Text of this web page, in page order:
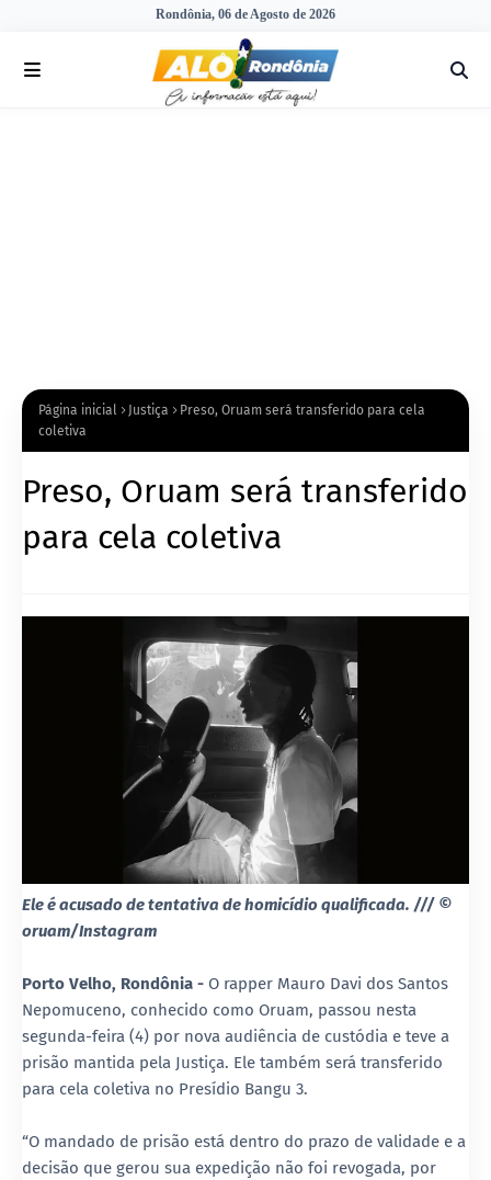
Rondônia, 06 de Agosto de 2026
Página inicial Justiça
Preso, Oruam será transferido para cela
coletiva
Preso, Oruam será transferido
para cela coletiva
Ele é acusado de tentativa de homicídio qualificada. /// ©
oruam/Instagram
Porto Velho, Rondônia - O rapper Mauro Davi dos Santos
Nepomuceno, conhecido como Oruam, passou nesta
segunda-feira (4) por nova audiência de custódia e teve a
prisão mantida pela Justiça. Ele também será transferido
para cela coletiva no Presídio Bangu 3.
“O mandado de prisão está dentro do prazo de validade e a
decisão que gerou sua expedição não foi revogada, por